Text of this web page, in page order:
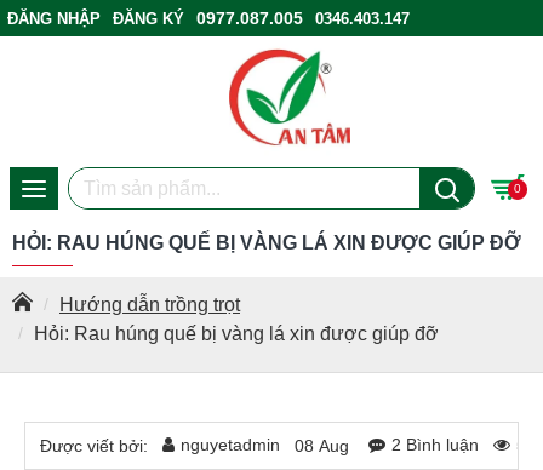
ĐĂNG NHẬP ĐĂNG KÝ 0977.087.005
0346.403.147
0
Hướng dẫn trồng trọt
Hỏi: Rau húng quế bị vàng lá xin được giúp đỡ
HỎI: RAU HÚNG QUẾ BỊ VÀNG LÁ XIN ĐƯỢC GIÚP ĐỠ
Được viết bởi: nguyetadmin 08 Aug 2 Bình luận